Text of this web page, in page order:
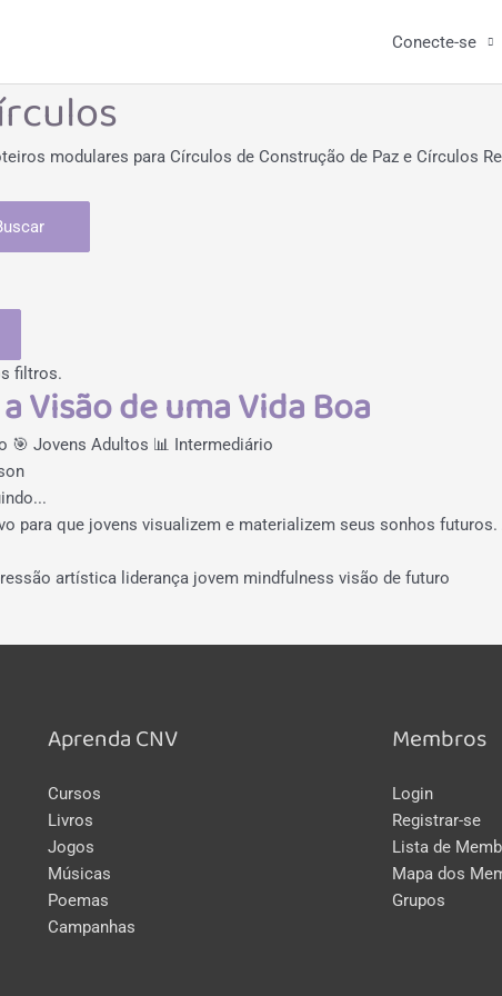
Conecte-se
modulares para Círculos de Construção de Paz e Círculos
filtros.
Visão de uma Vida Boa
🎯 Jovens Adultos 📊 Intermediário
para que jovens visualizem e materializem seus sonhos
artística liderança jovem mindfulness visão de futuro
Aprenda CNV
Cursos
Livros
Jogos
Músicas
Poemas
Campanhas
Membros
Login
Registrar-se
Lista de
Mapa dos
Grupos